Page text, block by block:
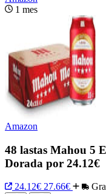
1 mes
Amazon
48 lastas Mahou 5
Dorada por 24.12€
24.12€ 27.66€